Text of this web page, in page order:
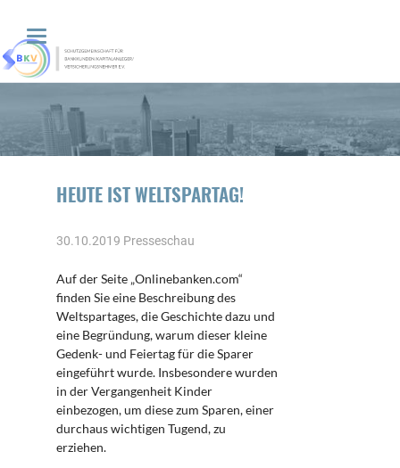
HEUTE IST WELTSPARTAG!
30.10.2019 Presseschau
Auf der Seite „Onlinebanken.com“
finden Sie eine Beschreibung des
Weltspartages, die Geschichte dazu und
eine Begründung, warum dieser kleine
Gedenk- und Feiertag für die Sparer
eingeführt wurde. Insbesondere wurden
in der Vergangenheit Kinder
einbezogen, um diese zum Sparen, einer
durchaus wichtigen Tugend, zu
erziehen.